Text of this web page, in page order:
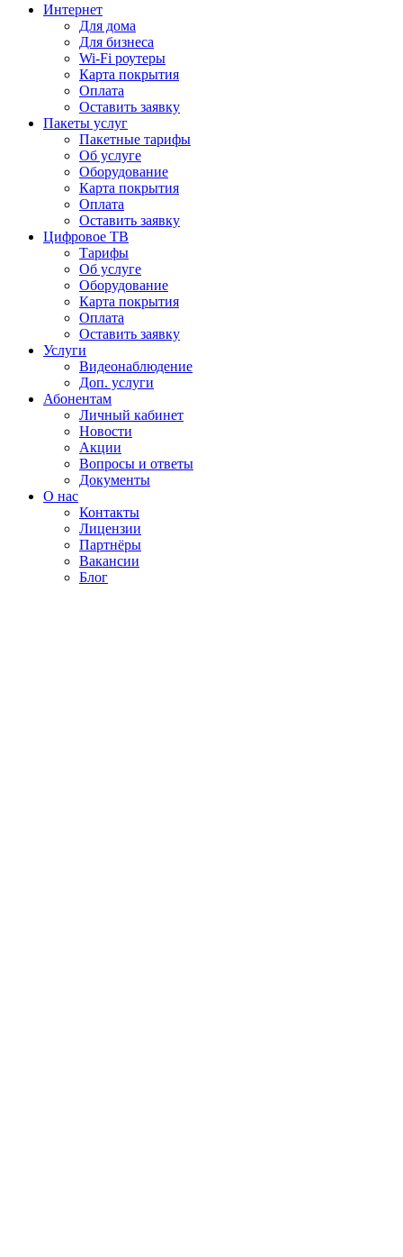
Интернет
Для дома
Для бизнеса
Wi-Fi роутеры
Карта покрытия
Оплата
Оставить заявку
Пакеты услуг
Пакетные тарифы
Об услуге
Оборудование
Карта покрытия
Оплата
Оставить заявку
Цифровое ТВ
Тарифы
Об услуге
Оборудование
Карта покрытия
Оплата
Оставить заявку
Услуги
Видеонаблюдение
Доп. услуги
Абонентам
Личный кабинет
Новости
Акции
Вопросы и ответы
Документы
О нас
Контакты
Лицензии
Партнёры
Вакансии
Блог